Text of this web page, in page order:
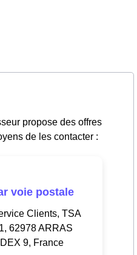
propose des offres
de les contacter :
voie postale
Clients, TSA
62978 ARRAS
9, France